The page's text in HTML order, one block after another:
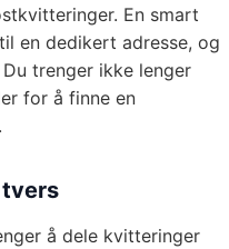
En smart
en dedikert adresse, og
trenger ikke lenger
for å finne en
tvers
å dele kvitteringer